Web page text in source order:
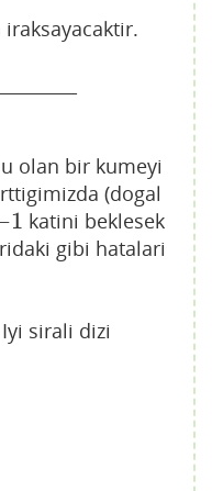
olan bir kumeyi
(dogal
1
1 katini beklesek
gibi hatalari
sirali dizi